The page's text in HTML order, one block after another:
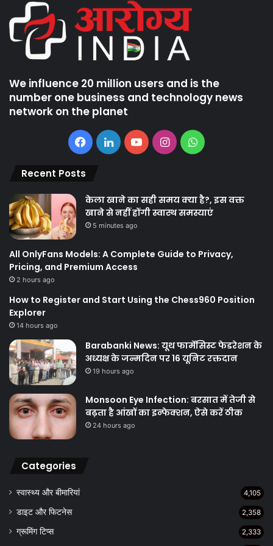
We influence 20 million users and is the
number one business and technology news
network on the planet
Facebook
LinkedInYouTubeInstagramWhatsApp
Recent Posts
केला खाने का सही समय क्‍या है?, इस वक्त
खाने से नहीं होंगी स्वास्थ समस्याएं
5 minutes ago
All OnlyFans Models: A Complete Guide to Privacy,
Pricing, and Premium Access
2 hours ago
How to Register and Start Using the Chess960 Position
Explorer
14 hours ago
Barabanki News: यूथ फार्मेसिस्ट फेडरेशन के
अध्यक्ष के जन्मदिन पर 16 यूनिट रक्तदान
19 hours ago
Monsoon Eye Infection: बरसात में तेजी से
बढ़ता है आंखों का इन्फेक्शन, ऐसे करें ठीक
24 hours ago
Categories
स्वास्थ्य और बीमारियां 4,105
डाइट और फिटनेस 2,358
ग्रूमिंग टिप्स 2,333